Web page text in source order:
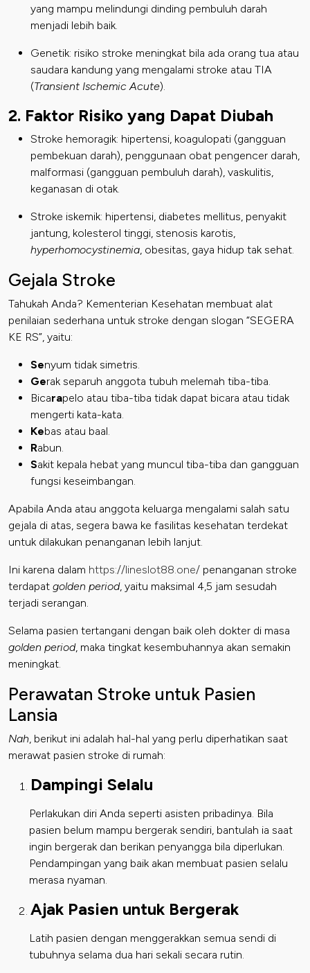
yang mampu melindungi dinding pembuluh darah
menjadi lebih baik.
Genetik: risiko stroke meningkat bila ada orang tua atau
saudara kandung yang mengalami stroke atau TIA
(Transient Ischemic Acute).
2. Faktor Risiko yang Dapat Diubah
Stroke hemoragik: hipertensi, koagulopati (gangguan
pembekuan darah), penggunaan obat pengencer darah,
malformasi (gangguan pembuluh darah), vaskulitis,
keganasan di otak.
Stroke iskemik: hipertensi, diabetes mellitus, penyakit
jantung, kolesterol tinggi, stenosis karotis,
hyperhomocystinemia, obesitas, gaya hidup tak sehat.
Gejala Stroke
Tahukah Anda? Kementerian Kesehatan membuat alat
penilaian sederhana untuk stroke dengan slogan “SEGERA
KE RS”, yaitu:
Senyum tidak simetris.
Gerak separuh anggota tubuh melemah tiba-tiba.
Bicarapelo atau tiba-tiba tidak dapat bicara atau tidak
mengerti kata-kata.
Kebas atau baal.
Rabun.
Sakit kepala hebat yang muncul tiba-tiba dan gangguan
fungsi keseimbangan.
Apabila Anda atau anggota keluarga mengalami salah satu
gejala di atas, segera bawa ke fasilitas kesehatan terdekat
untuk dilakukan penanganan lebih lanjut.
Ini karena dalam https://lineslot88.one/ penanganan stroke
terdapat golden period, yaitu maksimal 4,5 jam sesudah
terjadi serangan.
Selama pasien tertangani dengan baik oleh dokter di masa
golden period, maka tingkat kesembuhannya akan semakin
meningkat.
Perawatan Stroke untuk Pasien
Lansia
Nah, berikut ini adalah hal-hal yang perlu diperhatikan saat
merawat pasien stroke di rumah:
Dampingi Selalu
Perlakukan diri Anda seperti asisten pribadinya. Bila
pasien belum mampu bergerak sendiri, bantulah ia saat
ingin bergerak dan berikan penyangga bila diperlukan.
Pendampingan yang baik akan membuat pasien selalu
merasa nyaman.
Ajak Pasien untuk Bergerak
Latih pasien dengan menggerakkan semua sendi di
tubuhnya selama dua hari sekali secara rutin.